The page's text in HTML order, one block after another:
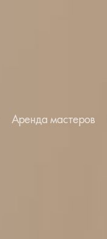
Аренда мастеров